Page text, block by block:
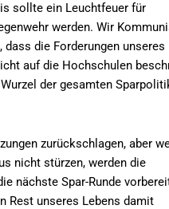
sollte ein Leuchtfeuer für
werden. Wir
dass die Forderungen unseres
auf die Hochschulen
der gesamten
zurückschlagen, aber
nicht stürzen, werden die
nächste Spar-Runde
Rest unseres Lebens damit